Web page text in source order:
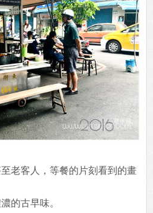
老客人，等餐的片刻看到的畫
的古早味。